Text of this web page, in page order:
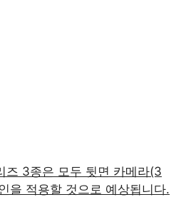
즈 3종은 모두 뒷면 카메라(3
을 적용할 것으로 예상됩니다.